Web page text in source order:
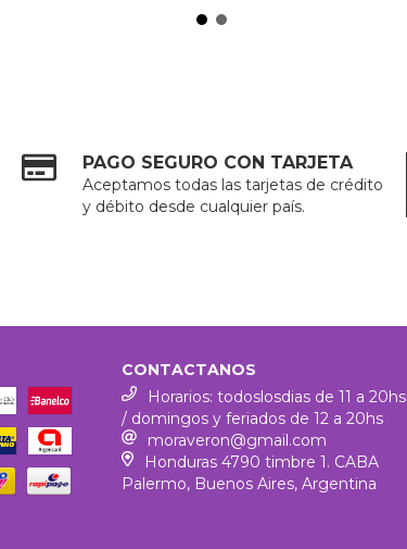
PAGO SEGURO CON TARJETA
Aceptamos todas las tarjetas de crédito
y débito desde cualquier país.
CONTACTANOS
Horarios: todoslosdias de 11 a 20hs
/ domingos y feriados de 12 a 20hs
moraveron@gmail.com
Honduras 4790 timbre 1. CABA
Palermo, Buenos Aires, Argentina